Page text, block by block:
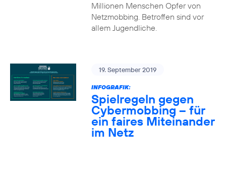
Millionen Menschen Opfer von
Netzmobbing. Betroffen sind vor
allem Jugendliche.
19. September 2019
INFOGRAFIK:
Spielregeln gegen
Cybermobbing – für
ein faires Miteinander
im Netz